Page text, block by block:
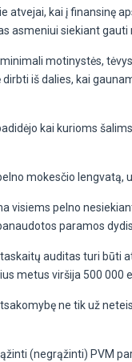
kai į finansinę
asmeniui siekiant gauti
motinystės,
iš dalies, kai
kai kurioms
mokesčio lengvatą,
visiems pelno
paramos dydis.
auditas turi būti
metus viršija 500 000
ne tik už
(negrąžinti) PVM